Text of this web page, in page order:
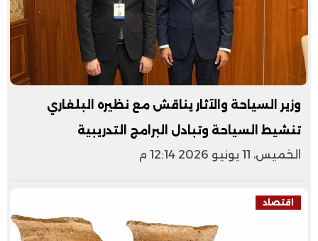
وزير السياحة والآثار يناقش مع نظيره البلغاري
تنشيط السياحة وتبادل البرامج التدريبية
الخميس، 11 يونيو 2026 12:14 م
اقتصاد